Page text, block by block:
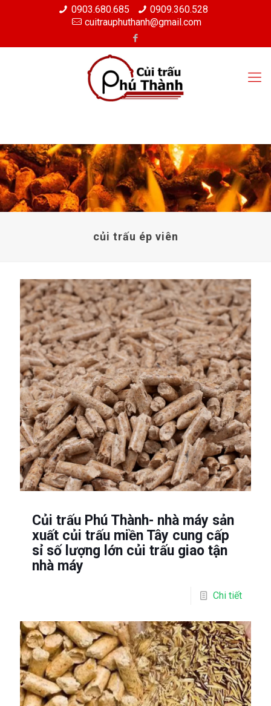
0903.680.685
0909.360.528
cuitrauphuthanh@gmail.com
củi trấu ép viên
Củi trấu Phú Thành- nhà máy sản
xuất củi trấu miền Tây cung cấp
sỉ số lượng lớn củi trấu giao tận
nhà máy
Chi tiết